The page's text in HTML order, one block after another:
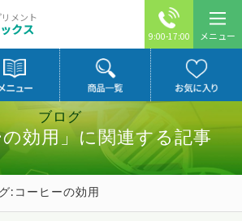
メント
クス 9:00-17:00 メニュー
ブログ
効用」に関連する記事
:コーヒーの効用